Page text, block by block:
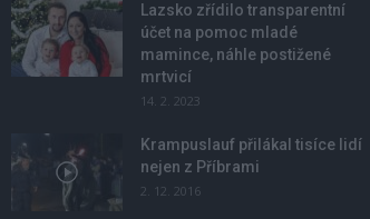
Lazsko zřídilo transparentní
účet na pomoc mladé
mamince, náhle postižené
mrtvicí
14. 2. 2023
Krampuslauf přilákal tisíce lidí
nejen z Příbrami
2. 12. 2016